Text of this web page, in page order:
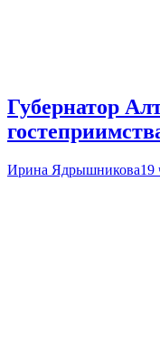
Губернатор
Ирина Ядрышникова19